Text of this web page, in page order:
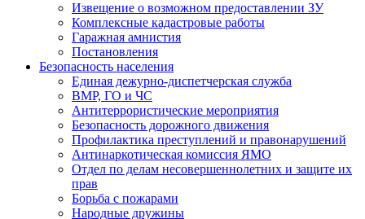
Извещение о возможном предоставлении ЗУ
Комплексные кадастровые работы
Гаражная амнистия
Постановления
Безопасность населения
Единая дежурно-диспетчерская служба
ВМР, ГО и ЧС
Антитеррористические мероприятия
Безопасность дорожного движения
Профилактика преступлений и правонарушений
Антинаркотическая комиссия ЯМО
Отдел по делам несовершеннолетних и защите их
прав
Борьба с пожарами
Народные дружины